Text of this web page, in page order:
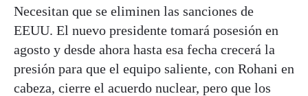
Necesitan que se eliminen las sanciones de
EEUU. El nuevo presidente tomará posesión en
agosto y desde ahora hasta esa fecha crecerá la
presión para que el equipo saliente, con Rohani en
cabeza, cierre el acuerdo nuclear, pero que los